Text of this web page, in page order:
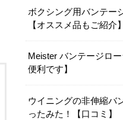
ボクシング用バンテー
【オススメ品もご紹介】
Meister バンテージロ
便利です】
ウイニングの非伸縮バ
ったみた！【口コミ】